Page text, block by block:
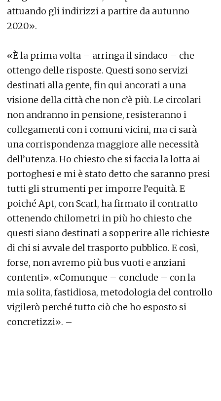
attuando gli indirizzi a partire da autunno
2020».
«È la prima volta – arringa il sindaco – che
ottengo delle risposte. Questi sono servizi
destinati alla gente, fin qui ancorati a una
visione della città che non c’è più. Le circolari
non andranno in pensione, resisteranno i
collegamenti con i comuni vicini, ma ci sarà
una corrispondenza maggiore alle necessità
dell’utenza. Ho chiesto che si faccia la lotta ai
portoghesi e mi è stato detto che saranno presi
tutti gli strumenti per imporre l’equità. E
poiché Apt, con Scarl, ha firmato il contratto
ottenendo chilometri in più ho chiesto che
questi siano destinati a sopperire alle richieste
di chi si avvale del trasporto pubblico. E così,
forse, non avremo più bus vuoti e anziani
contenti». «Comunque – conclude – con la
mia solita, fastidiosa, metodologia del controllo
vigilerò perché tutto ciò che ho esposto si
concretizzi». –